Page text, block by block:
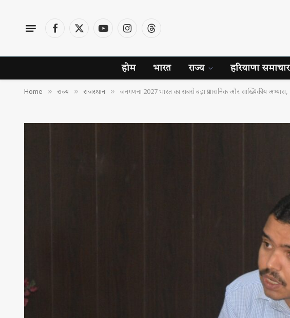
Facebook
X
YouTubeInstagramThreads
होम भारत राज्य हरियाणा समाचार
Home » राज्य » राजस्थान » जनगणना 2027 भारत का सबसे बड़ा प्रशासनिक और सांख्यिकीय अभ्यास,